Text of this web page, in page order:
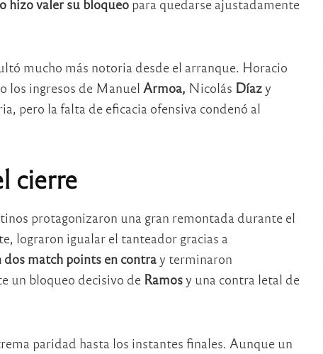
hizo valer su bloqueopara quedarse ajustadamente
mucho más notoria desde el arranque. Horacio
los ingresos de Manuel Armoa, Nicolás Díazy
pero la falta de eficacia ofensiva condenó al
cierre
protagonizaron una gran remontada durante el
lograron igualar el tanteador gracias a
match points en contray terminaron
un bloqueo decisivo de Ramosy una contra letal de
paridad hasta los instantes finales. Aunque un